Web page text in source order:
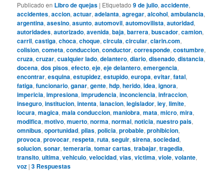
Publicado en Libro de quejas | Etiquetado 9 de julio,accidente,
accidentes,accion,actuar,adelanta,agregar,alcohol,ambulancia,
argentina,asesino,asunto,automovil,automovilista,autoridad,
autoridades,autorizado,avenida,baja,barrera,buscador,camion,
carril,castiga,choca,choque,circula,circular,clarin.com,
colision,cometa,conduccion,conductor,corresponde,costumbre,
cruza,cruzar,cualquier lado,delantero,diario,disenado,distancia,
docena,dos pisos,efecto,eje,eje delantero,emergencia,
encontrar,esquina,estupidez,estupido,europa,evitar,fatal,
fatiga,funcionario,ganar,gente,hdp,herido,idea,ignora,
impericia,impresiona,imprudencia,inconciencia,infraccion,
inseguro,institucion,intenta,lanacion,legislador,ley,limite,
locura,magica,mala conduccion,maniobra,mata,micro,mira,
modifica,motivo,muerto,norma,normal,noticia,nuestro pais,
omnibus,oportunidad,pilas,policia,probable,prohibicion,
provoca,provocar,respeta,ruta,seguir,sirena,sociedad,
solucion,sonar,temeraria,tomar cartas,trabajar,tragedia,
transito,ultima,vehiculo,velocidad,vias,victima,viole,volante,
voz |3 Respuestas